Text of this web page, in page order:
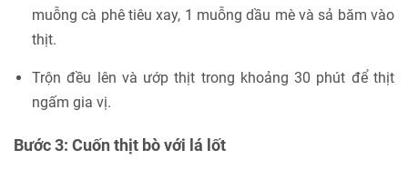
muỗng cà phê tiêu xay, 1 muỗng dầu mè và sả băm vào
thịt.
Trộn đều lên và ướp thịt trong khoảng 30 phút để thịt
ngấm gia vị.
Bước 3: Cuốn thịt bò với lá lốt